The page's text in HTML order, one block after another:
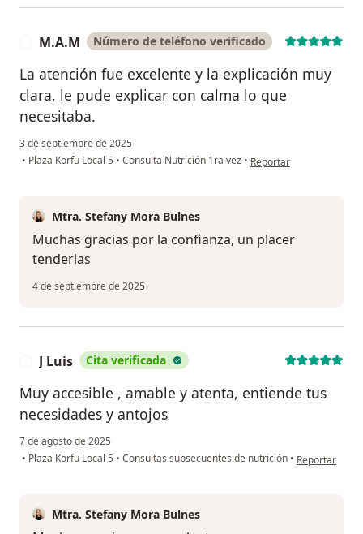
M.A.M Número de teléfono verificado
La atención fue excelente y la explicación muy
clara, le pude explicar con calma lo que
necesitaba.
3 de septiembre de 2025
• Plaza Korfu Local 5 • Consulta Nutrición 1ra vez • en opinión del usuario
Reportar
Mtra. Stefany Mora Bulnes
Muchas gracias por la confianza, un placer
tenderlas
4 de septiembre de 2025
J Luis Cita verificada
Muy accesible , amable y atenta, entiende tus
necesidades y antojos
7 de agosto de 2025
• Plaza Korfu Local 5 • Consultas subsecuentes de nutrición • en opinión del
Reportar
Mtra. Stefany Mora Bulnes